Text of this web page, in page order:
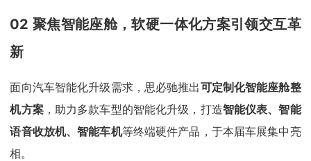
02 聚焦智能座舱，软硬一体化方案引领交互革
新
面向汽车智能化升级需求，思必驰推出可定制化智能座舱整
机方案，助力多款车型的智能化升级，打造智能仪表、智能
语音收放机、智能车机等终端硬件产品，于本届车展集中亮
相。